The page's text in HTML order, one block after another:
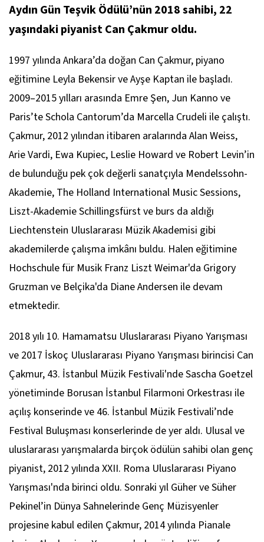
Aydın Gün Teşvik Ödülü’nün 2018 sahibi, 22
yaşındaki piyanist Can Çakmur oldu.
1997 yılında Ankara’da doğan Can Çakmur, piyano
eğitimine Leyla Bekensir ve Ayşe Kaptan ile başladı.
2009–2015 yılları arasında Emre Şen, Jun Kanno ve
Paris’te Schola Cantorum’da Marcella Crudeli ile çalıştı.
Çakmur, 2012 yılından itibaren aralarında Alan Weiss,
Arie Vardi, Ewa Kupiec, Leslie Howard ve Robert Levin’in
de bulunduğu pek çok değerli sanatçıyla Mendelssohn-
Akademie, The Holland International Music Sessions,
Liszt-Akademie Schillingsfürst ve burs da aldığı
Liechtenstein Uluslararası Müzik Akademisi gibi
akademilerde çalışma imkânı buldu. Halen eğitimine
Hochschule für Musik Franz Liszt Weimar'da Grigory
Gruzman ve Belçika'da Diane Andersen ile devam
etmektedir.
2018 yılı 10. Hamamatsu Uluslararası Piyano Yarışması
ve 2017 İskoç Uluslararası Piyano Yarışması birincisi Can
Çakmur, 43. İstanbul Müzik Festivali'nde Sascha Goetzel
yönetiminde Borusan İstanbul Filarmoni Orkestrası ile
açılış konserinde ve 46. İstanbul Müzik Festivali’nde
Festival Buluşması konserlerinde de yer aldı. Ulusal ve
uluslararası yarışmalarda birçok ödülün sahibi olan genç
piyanist, 2012 yılında XXII. Roma Uluslararası Piyano
Yarışması'nda birinci oldu. Sonraki yıl Güher ve Süher
Pekinel’in Dünya Sahnelerinde Genç Müzisyenler
projesine kabul edilen Çakmur, 2014 yılında Pianale